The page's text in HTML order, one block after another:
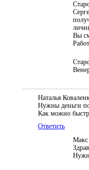
Вы
Наталья
Нужны деньги
Как можно
Ответить
Макс